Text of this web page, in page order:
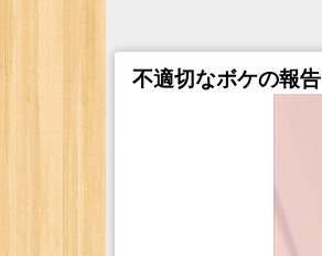
不適切なボケの報告